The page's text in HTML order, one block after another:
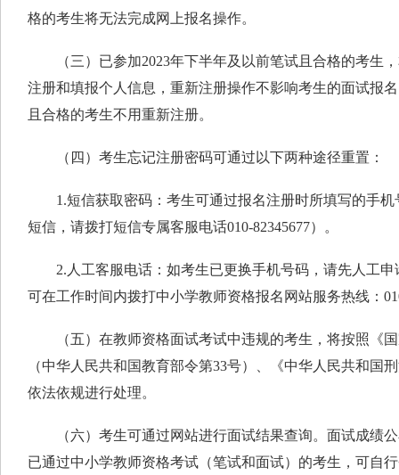
格的考生将无法完成网上报名操作。
（三）已参加2023年下半年及以前笔试且合格的考生，
注册和填报个人信息，重新注册操作不影响考生的面试报
且合格的考生不用重新注册。
（四）考生忘记注册密码可通过以下两种途径重置：
1.短信获取密码：考生可通过报名注册时所填写的手机
短信，请拨打短信专属客服电话010-82345677）。
2.人工客服电话：如考生已更换手机号码，请先人工申
可在工作时间内拨打中小学教师资格报名网站服务热线：
（五）在教师资格面试考试中违规的考生，将按照《国
（中华人民共和国教育部令第33号）、《中华人民共和国
依法依规进行处理。
（六）考生可通过网站进行面试结果查询。面试成绩公
已通过中小学教师资格考试（笔试和面试）的考生，可自